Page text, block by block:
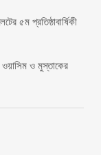
৫ম প্রতিষ্ঠাবার্ষিকী
ওয়াসিম ও মুস্তাকের